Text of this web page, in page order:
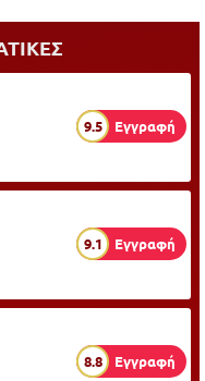
9.5 Εγγραφή
9.1 Εγγραφή
8.8 Εγγραφή